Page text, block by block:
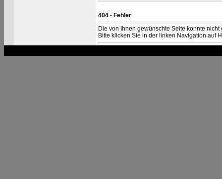
404 - Fehler
Die von Ihnen gewünschte Seite konnte nicht
Bitte klicken Sie in der linken Navigation auf